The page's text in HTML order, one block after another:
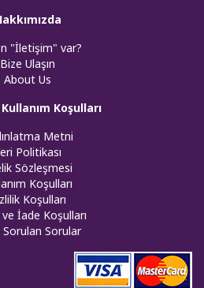
"İletişim" var?
Bize Ulaşın
About Us
Koşulları
Metni
Politikası
Sözleşmesi
Koşulları
Koşulları
İade Koşulları
Sorulan Sorular